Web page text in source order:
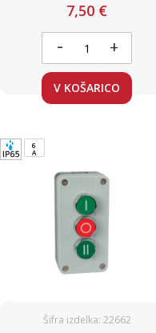
7,50 €
- +
V KOŠARICO
6
A
Šifra izdelka: 22662